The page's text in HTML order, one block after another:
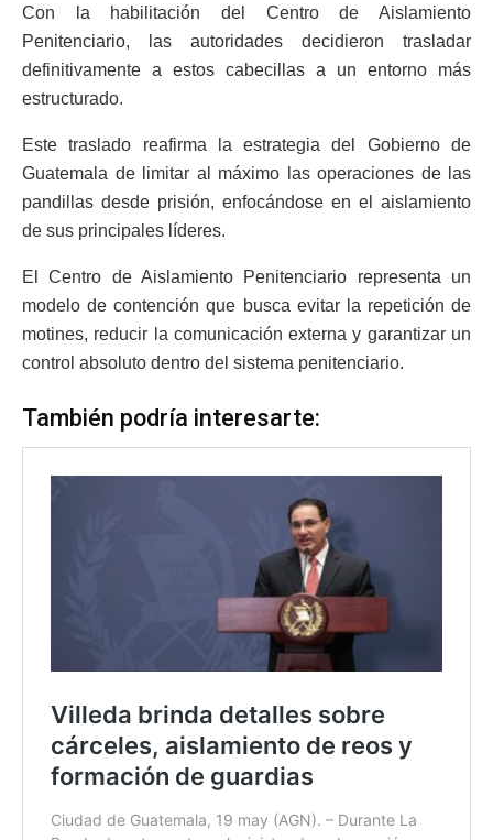
Con la habilitación del Centro de Aislamiento
Penitenciario, las autoridades decidieron trasladar
definitivamente a estos cabecillas a un entorno más
estructurado.
Este traslado reafirma la estrategia del Gobierno de
Guatemala de limitar al máximo las operaciones de las
pandillas desde prisión, enfocándose en el aislamiento
de sus principales líderes.
El Centro de Aislamiento Penitenciario representa un
modelo de contención que busca evitar la repetición de
motines, reducir la comunicación externa y garantizar un
control absoluto dentro del sistema penitenciario.
También podría interesarte: